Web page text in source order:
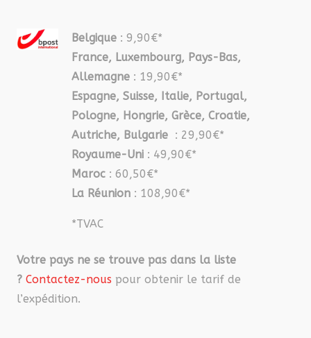
Belgique : 9,90€*
France, Luxembourg, Pays-Bas,
Allemagne : 19,90€*
Espagne, Suisse, Italie, Portugal,
Pologne, Hongrie, Grèce, Croatie,
Autriche, Bulgarie : 29,90€*
Royaume-Uni : 49,90€*
Maroc : 60,50€*
La Réunion : 108,90€*
*TVAC
Votre pays ne se trouve pas dans la liste
? Contactez-nous pour obtenir le tarif de
l’expédition.